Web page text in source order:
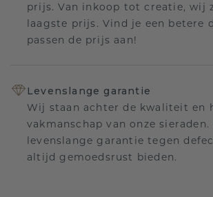
prijs. Van inkoop tot creatie, wij
laagste prijs. Vind je een betere
passen de prijs aan!
Levenslange garantie
Wij staan achter de kwaliteit en
vakmanschap van onze
levenslange garantie tegen
altijd gemoedsrust bieden.